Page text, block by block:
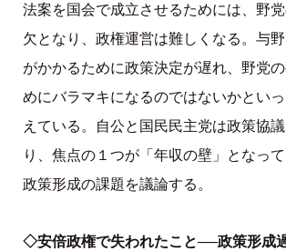
法案を国会で成立させるためには、野
欠となり、政権運営は難しくなる。与
がかかるために政策決定が遅れ、野党
めにバラマキになるのではないかとい
えている。自公と国民民主党は政策協
り、焦点の１つが「年収の壁」となっ
政策形成の課題を議論する。
◇安倍政権で失われたこと──政策形成